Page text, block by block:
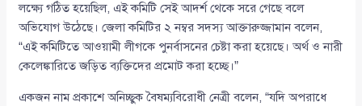
লক্ষ্যে গঠিত হয়েছিল, এই কমিটি সেই আদর্শ থেকে সরে গেছে বলে
অভিযোগ উঠেছে। জেলা কমিটির ২ নম্বর সদস্য আক্তারুজ্জামান বলেন,
“এই কমিটিতে আওয়ামী লীগকে পুনর্বাসনের চেষ্টা করা হয়েছে। অর্থ ও নারী
কেলেঙ্কারিতে জড়িত ব্যক্তিদের প্রমোট করা হচ্ছে।”
একজন নাম প্রকাশে অনিচ্ছুক বৈষম্যবিরোধী নেত্রী বলেন, “যদি অপরাধে